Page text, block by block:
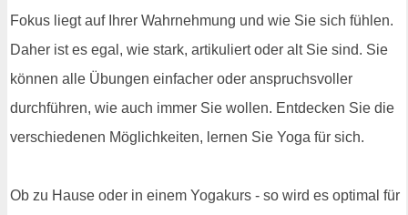
Fokus liegt auf Ihrer Wahrnehmung und wie Sie sich fühlen.
Daher ist es egal, wie stark, artikuliert oder alt Sie sind. Sie
können alle Übungen einfacher oder anspruchsvoller
durchführen, wie auch immer Sie wollen. Entdecken Sie die
verschiedenen Möglichkeiten, lernen Sie Yoga für sich.
Ob zu Hause oder in einem Yogakurs - so wird es optimal für